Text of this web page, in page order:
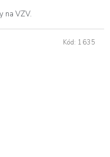
na VZV.
Kód: 1635